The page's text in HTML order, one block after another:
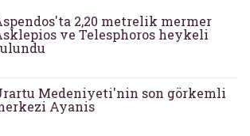
2,20 metrelik mermer
ve Telesphoros heykeli
Medeniyeti'nin son görkemli
Ayanis